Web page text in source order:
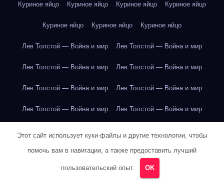
Куриное яйцо Куриное яйцо Куриное яйцо Куриное яйцо
Куриное яйцо Куриное яйцо Куриное яйцо
Лев Толстой — Война и мир Лев Толстой — Война и мир
Лев Толстой — Война и мир Лев Толстой — Война и мир
Лев Толстой — Война и мир Лев Толстой — Война и мир
Лев Толстой — Война и мир Лев Толстой — Война и мир
Лев Толстой — Война и мир Лев Толстой — Война и мир
Лев Толстой — Война и мир Лев Толстой — Война и мир
Этот сайт использует куки-файлы и другие технологии, чтобы
помочь вам в навигации, а также предоставить лучший
пользовательский опыт. OK